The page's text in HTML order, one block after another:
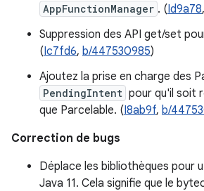
AppFunctionManager . (Id9a78,
Suppression des API get/set
(Ic7fd6, b/447530985)
Ajoutez la prise en charge des
PendingIntent pour qu'il soit
que Parcelable. (I8ab9f, b/
Correction de bugs
Déplace les bibliothèques pour
Java 11. Cela signifie que le